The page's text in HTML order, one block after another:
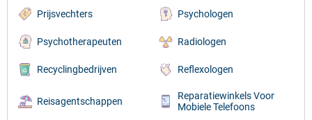
Prijsvechters Psychologen
Psychotherapeuten Radiologen
Recyclingbedrijven Reflexologen
Reisagentschappen
Reparatiewinkels Voor
Mobiele Telefoons